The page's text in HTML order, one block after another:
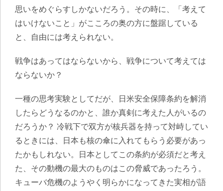
思いをめぐらすしかないだろう。その時に、「考えて
はいけないこと」がこころの奥の方に盤踞している
と、自由には考えられない。
戦争はあってはならないから、戦争について考えては
ならないか？
一種の思考実験としてだが、日米安全保障条約を解消
したらどうなるのかと、誰か真剣に考えた人がいるの
だろうか？ 冷戦下で双方が核兵器を持って対峙してい
るときには、日本も核の傘に入れてもらう必要があっ
たかもしれない。日本としてこの条約が必須だと考え
た、その動機の最大のものはこの脅威であったろう。
キューバ危機のようやく明らかになってきた実相が語